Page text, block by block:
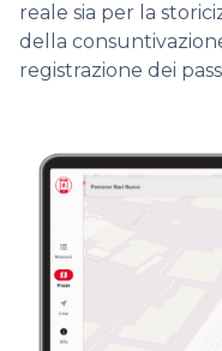
reale sia per la
della
registrazione dei